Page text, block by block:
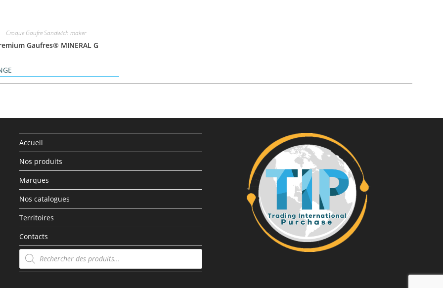
Croque Gaufre Sandwich maker
Gaufres® MINERAL G
Accueil
Nos produits
Marques
Nos catalogues
Territoires
Contacts
Recherche
de
produits